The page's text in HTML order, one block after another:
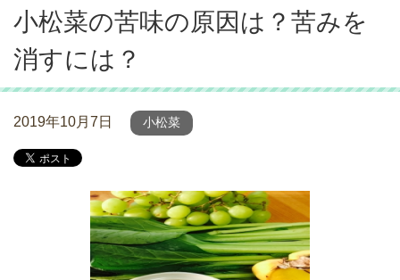
小松菜の苦味の原因は？苦みを
消すには？
2019年10月7日 小松菜